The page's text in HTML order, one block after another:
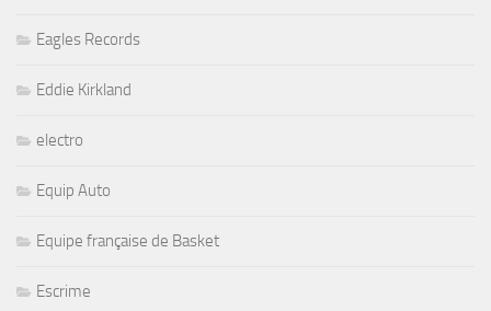
Eagles Records
Eddie Kirkland
electro
Equip Auto
Equipe française de Basket
Escrime